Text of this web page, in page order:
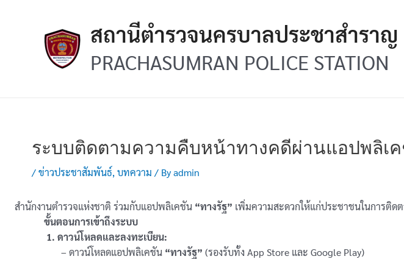
สถานีตำรวจนครบาลประชาสำราญ
PRACHASUMRAN POLICE STATION
ระบบติดตามความคืบหน้าทางคดีผ่านแอปพลิเค
/ข่าวประชาสัมพันธ์, บทความ / Byadmin
สำนักงานตำรวจแห่งชาติ ร่วมกับแอปพลิเคชัน “ทางรัฐ” เพิ่มความสะดวกให้แก่ประชาชนในการติ
ขั้นตอนการเข้าถึงระบบ
1. ดาวน์โหลดและลงทะเบียน:
– ดาวน์โหลดแอปพลิเคชัน “ทางรัฐ” (รองรับทั้ง App Store และ Google Play)